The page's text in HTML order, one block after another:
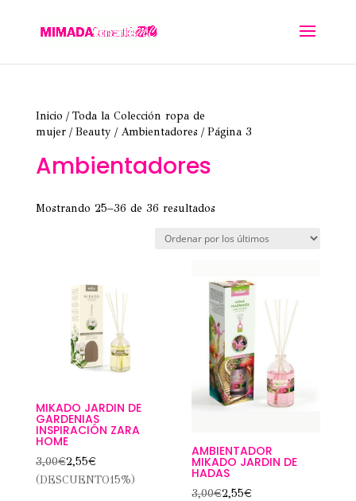
Inicio /Toda la Colección ropa de
mujer/Beauty/ Ambientadores / Página 3
Ambientadores
Mostrando 25–36 de 36 resultadosOrdenado
los
MIKADO JARDIN DE
GARDENIAS
INSPIRACIÓN ZARA
HOME
3,00€2,55€
(DESCUENTO15%)
AMBIENTADOR
MIKADO JARDIN DE
HADAS
3,00€2,55€